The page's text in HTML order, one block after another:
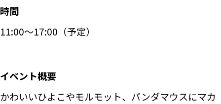
時間
11:00～17:00（予定）
イベント概要
かわいいひよこやモルモット、パンダマウスにマカ